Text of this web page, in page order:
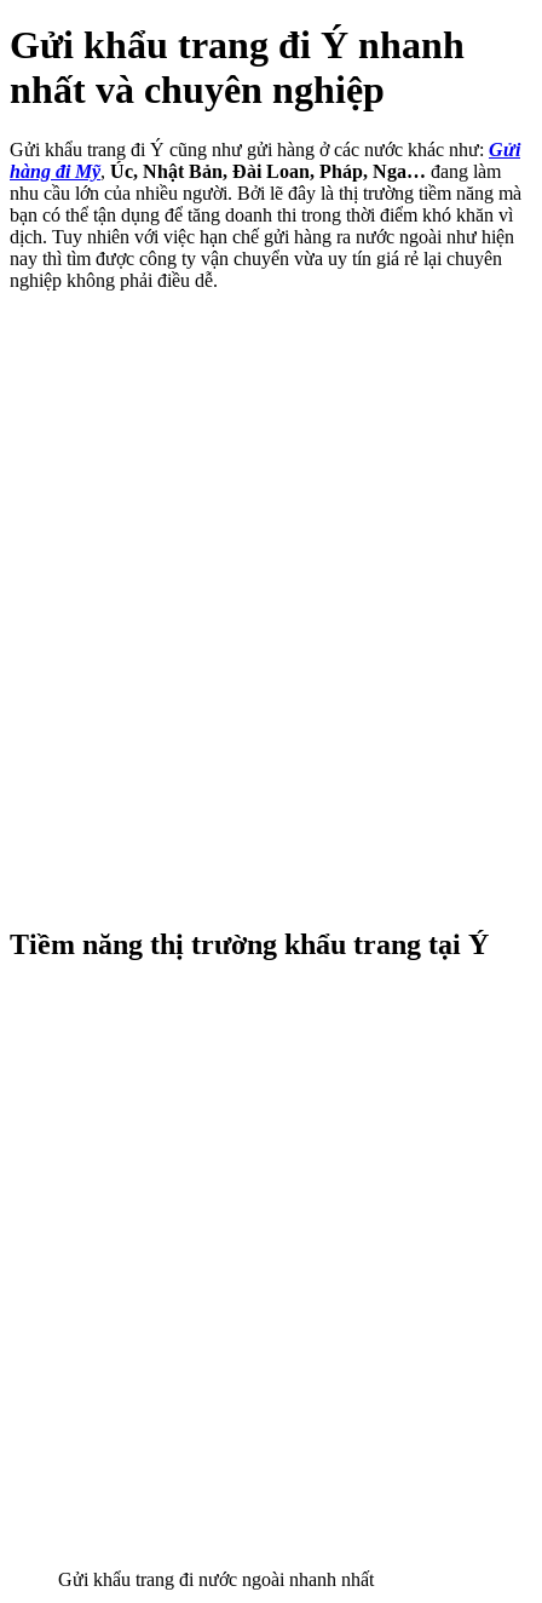
Gửi khẩu trang đi Ý nhanh
nhất và chuyên nghiệp
Gửi khẩu trang đi Ý cũng như gửi hàng ở các nước khác như: Gửi
hàng đi Mỹ, Úc, Nhật Bản, Đài Loan, Pháp, Nga… đang làm
nhu cầu lớn của nhiều người. Bởi lẽ đây là thị trường tiềm năng mà
bạn có thể tận dụng để tăng doanh thi trong thời điểm khó khăn vì
dịch. Tuy nhiên với việc hạn chế gửi hàng ra nước ngoài như hiện
nay thì tìm được công ty vận chuyển vừa uy tín giá rẻ lại chuyên
nghiệp không phải điều dễ.
Tiềm năng thị trường khẩu trang tại Ý
Gửi khẩu trang đi nước ngoài nhanh nhất